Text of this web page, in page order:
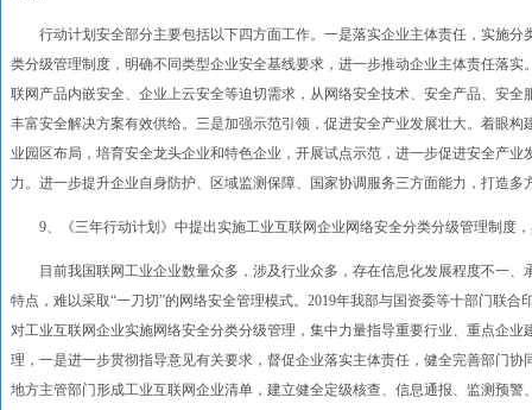
行动计划安全部分主要包括以下四方面工作。一是落实企业主体责任，实施分
类分级管理制度，明确不同类型企业安全基线要求，进一步推动企业主体责任落
联网产品内嵌安全、企业上云安全等迫切需求，从网络安全技术、安全产品、安
丰富安全解决方案有效供给。三是加强示范引领，促进安全产业发展壮大。着眼
业园区布局，培育安全龙头企业和特色企业，开展试点示范，进一步促进安全产
力。进一步提升企业自身防护、区域监测保障、国家协调服务三方面能力，打造
9、《三年行动计划》中提出实施工业互联网企业网络安全分类分级管理制度
目前我国联网工业企业数量众多，涉及行业众多，存在信息化发展程度不一、
特点，难以采取“一刀切”的网络安全管理模式。2019年我部与国资委等十部门联
对工业互联网企业实施网络安全分类分级管理，集中力量指导重要行业、重点企
理，一是进一步贯彻指导意见有关要求，督促企业落实主体责任，健全完善部门
地方主管部门形成工业互联网企业清单，建立健全定级核查、信息通报、监测预